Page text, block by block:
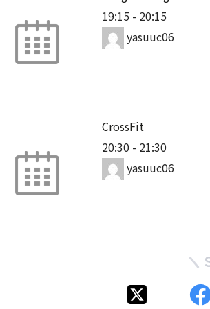
19:15 - 20:15
yasuuc06
CrossFit
20:30 - 21:30
yasuuc06